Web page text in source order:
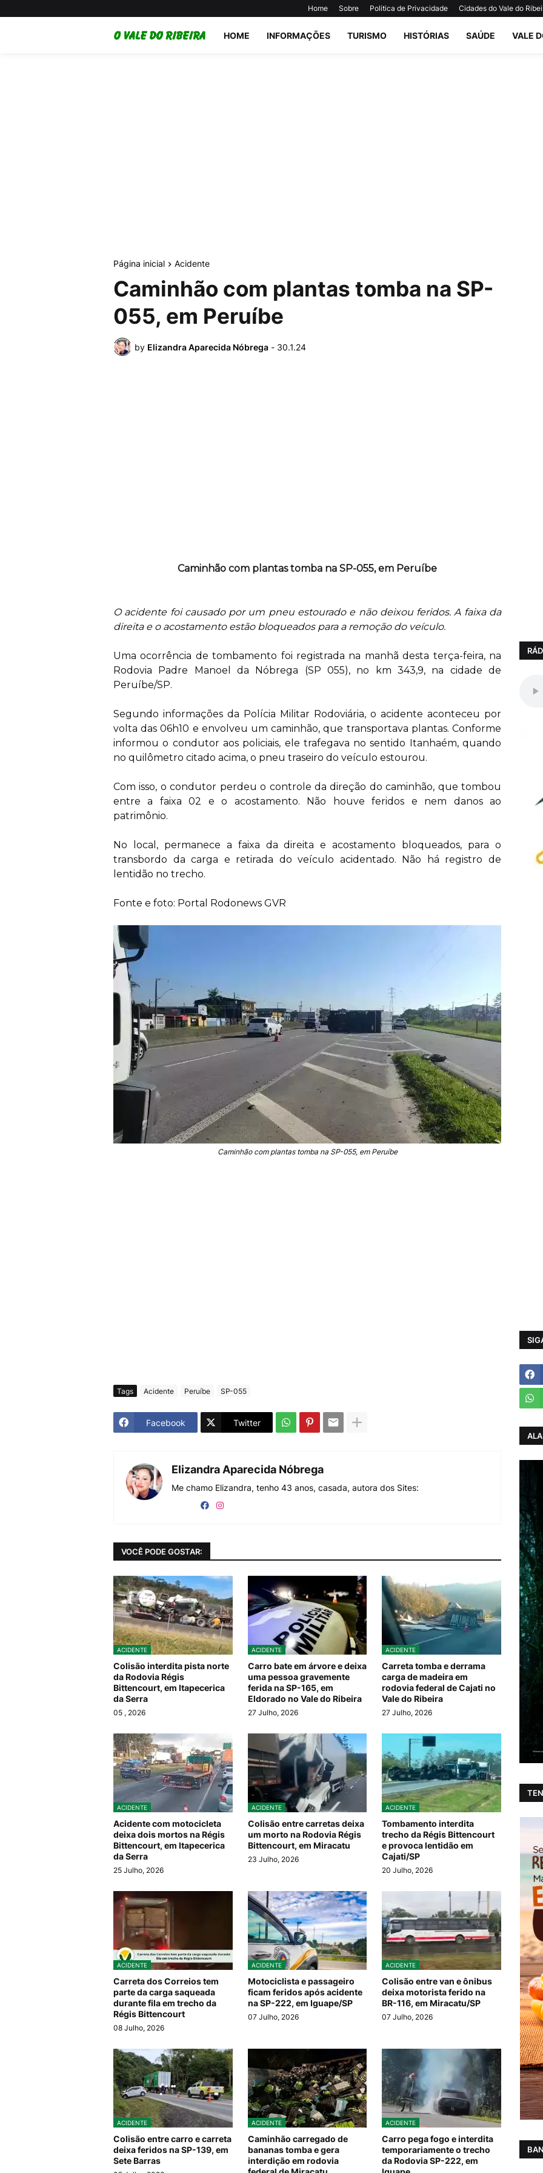
Home Sobre Politica de Privacidade Cidades do Vale do
HOME INFORMAÇÕES TURISMO HISTÓRIAS SAÚDE VALE
Página inicial Acidente
Caminhão com plantas tomba na SP-
055, em Peruíbe
by Elizandra Aparecida Nóbrega - 30.1.24
Caminhão com plantas tomba na SP-055, em Peruíbe
O acidente foi causado por um pneu estourado e não deixou feridos. A faixa da
direita e o acostamento estão bloqueados para a remoção do veículo.
Uma ocorrência de tombamento foi registrada na manhã desta terça-feira, na
Rodovia Padre Manoel da Nóbrega (SP 055), no km 343,9, na cidade de
Peruíbe/SP.
Segundo informações da Polícia Militar Rodoviária, o acidente aconteceu por
volta das 06h10 e envolveu um caminhão, que transportava plantas. Conforme
informou o condutor aos policiais, ele trafegava no sentido Itanhaém, quando
no quilômetro citado acima, o pneu traseiro do veículo estourou.
Com isso, o condutor perdeu o controle da direção do caminhão, que tombou
entre a faixa 02 e o acostamento. Não houve feridos e nem danos ao
patrimônio.
No local, permanece a faixa da direita e acostamento bloqueados, para o
transbordo da carga e retirada do veículo acidentado. Não há registro de
lentidão no trecho.
Fonte e foto: Portal Rodonews GVR
Caminhão com plantas tomba na SP-055, em Peruíbe
Tags Acidente Peruíbe SP-055
Facebook Twitter
Elizandra Aparecida Nóbrega
Me chamo Elizandra, tenho 43 anos, casada, autora dos Sites:
VOCÊ PODE GOSTAR:
ACIDENTE
Colisão interdita pista norte
da Rodovia Régis
Bittencourt, em Itapecerica
da Serra
05 , 2026
ACIDENTE
Carro bate em árvore e deixa
uma pessoa gravemente
ferida na SP-165, em
Eldorado no Vale do Ribeira
27 Julho, 2026
ACIDENTE
Carreta tomba e derrama
carga de madeira em
rodovia federal de Cajati no
Vale do Ribeira
27 Julho, 2026
ACIDENTE
Acidente com motocicleta
deixa dois mortos na Régis
Bittencourt, em Itapecerica
da Serra
25 Julho, 2026
ACIDENTE
Colisão entre carretas deixa
um morto na Rodovia Régis
Bittencourt, em Miracatu
23 Julho, 2026
ACIDENTE
Tombamento interdita
trecho da Régis Bittencourt
e provoca lentidão em
Cajati/SP
20 Julho, 2026
ACIDENTE
Carreta dos Correios tem
parte da carga saqueada
durante fila em trecho da
Régis Bittencourt
08 Julho, 2026
ACIDENTE
Motociclista e passageiro
ficam feridos após acidente
na SP-222, em Iguape/SP
07 Julho, 2026
ACIDENTE
Colisão entre van e ônibus
deixa motorista ferido na
BR-116, em Miracatu/SP
07 Julho, 2026
ACIDENTE
Colisão entre carro e carreta
deixa feridos na SP-139, em
Sete Barras
ACIDENTE
Caminhão carregado de
bananas tomba e gera
interdição em rodovia
ACIDENTE
Carro pega fogo e interdita
temporariamente o trecho
da Rodovia SP-222, em